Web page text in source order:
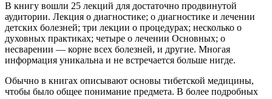
В книгу вошли 25 лекций для достаточно продвинутой
аудитории. Лекция о диагностике; о диагностике и лечении
детских болезней; три лекции о процедурах; несколько о
духовных практиках; четыре о лечении Основных; о
несварении — корне всех болезней, и другие. Многая
информация уникальна и не встречается больше нигде.
Обычно в книгах описывают основы тибетской медицины,
чтобы было общее понимание предмета. В более подробных